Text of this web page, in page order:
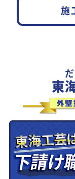
施
東